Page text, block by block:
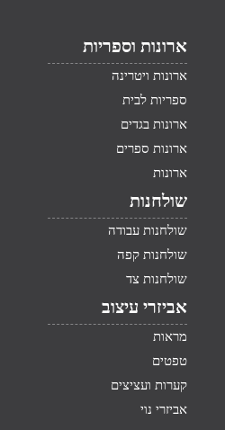
ארונות וספריות
ארונות ויטרינה
ספריות לבית
ארונות בגדים
ארונות ספרים
ארונות
שולחנות
שולחנות עבודה
שולחנות קפה
שולחנות צד
אביזרי עיצוב
מראות
טפטים
קערות ועציצים
אביזרי נוי